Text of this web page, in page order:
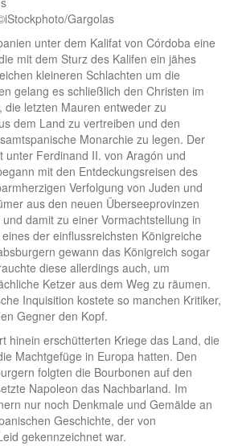
Gargolas
unter dem Kalifat von Córdoba eine
mit dem Sturz des Kalifen ein jähes
kleineren Schlachten um die
gelang es schließlich den Christen im
letzten Mauren entweder zu
dem Land zu vertreiben und den
Monarchie zu legen. Der
unter Ferdinand II. von Aragón und
mit den Entdeckungsreisen des
Verfolgung von Juden und
aus den neuen Überseeprovinzen
damit zu einer Vormachtstellung in
der einflussreichsten Königreiche
gewann das Königreich sogar
diese allerdings auch, um
Ketzer aus dem Weg zu räumen.
Inquisition kostete so manchen Kritiker,
Gegner den Kopf.
hinein erschütterten Kriege das Land, die
Machtgefüge in Europa hatten. Den
folgten die Bourbonen auf den
Napoleon das Nachbarland. Im
nur noch Denkmale und Gemälde an
Geschichte, der von
gekennzeichnet war.